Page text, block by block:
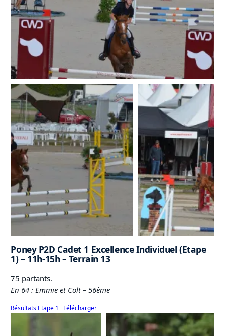
Poney P2D Cadet 1 Excellence Individuel (Etape
1) – 11h-15h – Terrain 13
75 partants.
En 64 : Emmie et Colt–56ème
Résultats Etape 1 Télécharger